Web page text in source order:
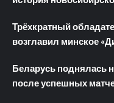
Трёхкратный
возглавил минское
Беларусь поднялась
после успешных